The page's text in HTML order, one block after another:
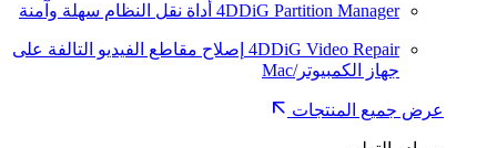
4DDiG Partition Manager أداة نقل النظام سهلة وآمنة
4DDiG Video Repair إصلاح مقاطع الفيديو التالفة على
جهاز الكمبيوتر/Mac
عرض جميع المنتجات